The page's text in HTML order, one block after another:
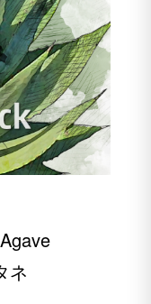
ネ